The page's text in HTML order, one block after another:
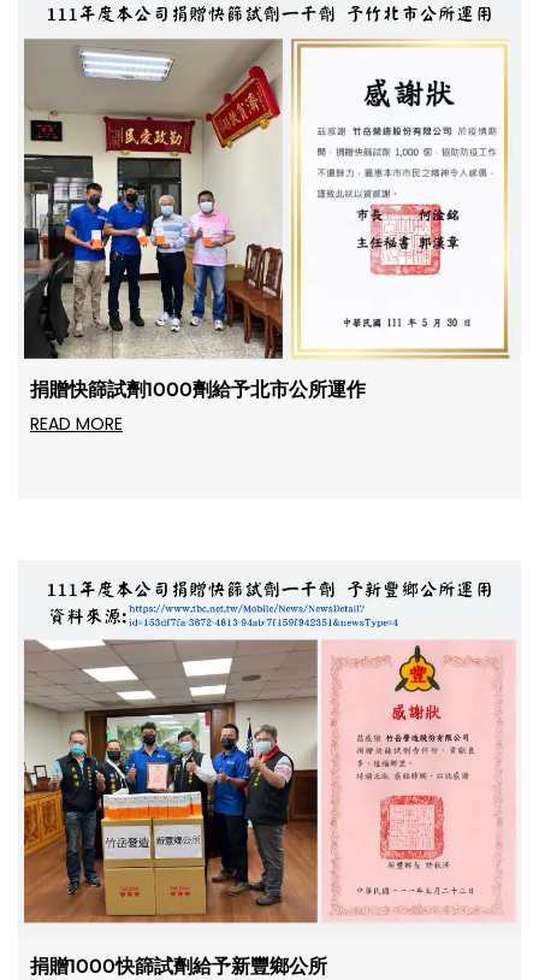
捐贈快篩試劑1000劑給予北市公所運作
READ MORE
捐贈1000快篩試劑給予新豐鄉公所